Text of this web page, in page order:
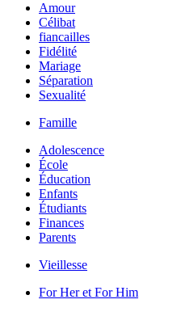
Amour
Célibat
fiancailles
Fidélité
Mariage
Séparation
Sexualité
Famille
Adolescence
École
Éducation
Enfants
Étudiants
Finances
Parents
Vieillesse
For Her et For Him